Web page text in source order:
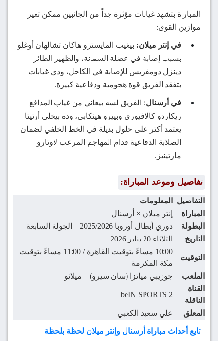
المباراة بتشهد غيابات مؤثرة جداً من الجانبين ممكن تغير
موازين القوى:
في إنتر ميلان: بيغيب المايسترو هاكان تشالهان أوغلو
بسبب إصابة في عضلة السمانة، والظهير الطائر
دينزل دومفريس للإصابة في الكاحل، ودي غيابات
بتفقد الفريق قوة هجومية ودفاعية كبيرة.
في أرسنال: الفريق لسه بيعاني من غياب المدافع
ريكاردو كالافيوري وبييرو هينكابي، وده بيخلي أرتيتا
يعتمد أكتر على حلول بديلة في الخط الخلفي لضمان
الصلابة الدفاعية قدام المهاجم المرعب لاوتارو
مارتينيز.
تفاصيل وموعد المباراة:
التفاصيل
المعلومات
المباراة
إنتر ميلان × أرسنال
البطولة
دوري أبطال أوروبا 2025/2026 – الجولة السابعة
التاريخ
الثلاثاء 20 يناير 2026
التوقيت
10:00 مساءً بتوقيت القاهرة / 11:00 مساءً بتوقيت
مكة المكرمة
الملعب
جوزيبي مياتزا (سان سيرو) – ميلانو
القناة
الناقلة
beIN SPORTS 2
المعلق علي سعيد الكعبي
تابع أحداث مباراة أرسنال وإنتر ميلان لحظة بلحظة